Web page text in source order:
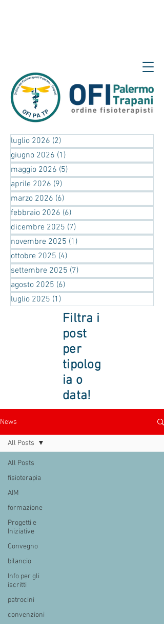
luglio 2026 (2)
giugno 2026 (1)
maggio 2026 (5)
aprile 2026 (9)
marzo 2026 (6)
febbraio 2026 (6)
dicembre 2025 (7)
novembre 2025 (1)
ottobre 2025 (4)
settembre 2025 (7)
agosto 2025 (6)
luglio 2025 (1)
Filtra i
post
per
tipolog
ia o
data!
News
All Posts
fisioterapia
AIM
formazione
Progetti e
Iniziative
Convegno
bilancio
Info per gli
iscritti
patrocini
convenzioni
All Posts